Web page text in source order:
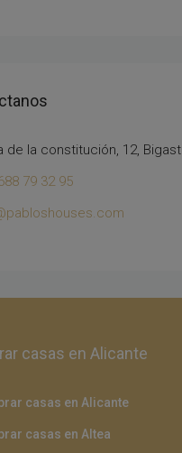
de la constitución, 12,
79 32 95
casas en Alicante
casas en Alicante
casas en Altea